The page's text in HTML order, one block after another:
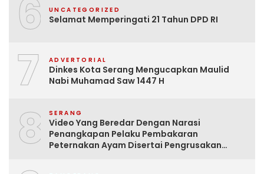
6 UNCATEGORIZED
Selamat Memperingati 21 Tahun DPD RI
7 ADVERTORIAL
Dinkes Kota Serang Mengucapkan Maulid
Nabi Muhamad Saw 1447 H
8 SERANG
Video Yang Beredar Dengan Narasi
Penangkapan Pelaku Pembakaran
Peternakan Ayam Disertai Pengrusakan